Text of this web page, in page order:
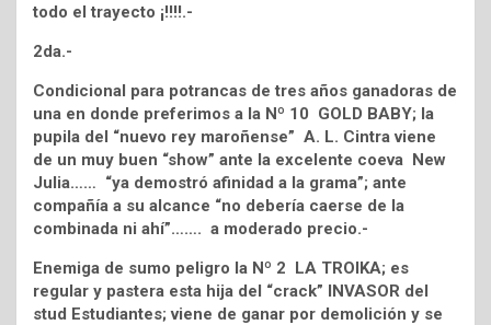
todo el trayecto ¡!!!!.-
2da.-
Condicional para potrancas de tres años ganadoras de
una en donde preferimos a la Nº 10 GOLD BABY; la
pupila del “nuevo rey maroñense” A. L. Cintra viene
de un muy buen “show” ante la excelente coeva New
Julia…… “ya demostró afinidad a la grama”; ante
compañía a su alcance “no debería caerse de la
combinada ni ahí”……. a moderado precio.-
Enemiga de sumo peligro la Nº 2 LA TROIKA; es
regular y pastera esta hija del “crack” INVASOR del
stud Estudiantes; viene de ganar por demolición y se